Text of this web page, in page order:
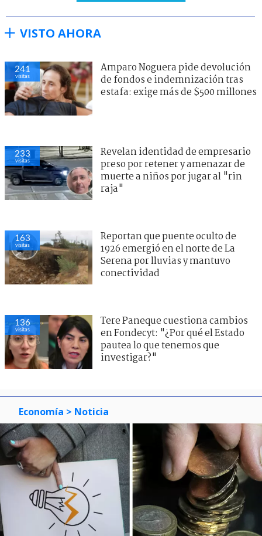
VISTO AHORA
243
visitas
Amparo Noguera pide devolución
de fondos e indemnización tras
estafa: exige más de $500 millones
227
visitas
Revelan identidad de empresario
preso por retener y amenazar de
muerte a niños por jugar al "rin
raja"
160
visitas
Reportan que puente oculto de
1926 emergió en el norte de La
Serena por lluvias y mantuvo
conectividad
137
visitas
Tere Paneque cuestiona cambios
en Fondecyt: "¿Por qué el Estado
pautea lo que tenemos que
investigar?"
Economía > Noticia